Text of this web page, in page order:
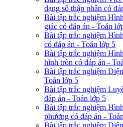
dạng số thập phân có
Bài tập trắc nghiệm
giác có đáp án - Toán
Bài tập trắc nghiệm
có đáp án - Toán lớp 5
Bài tập trắc nghiệm
hình tròn có đáp án -
Bài tập trắc nghiệm
Toán lớp 5
Bài tập trắc nghiệm
đáp án - Toán lớp 5
Bài tập trắc nghiệm
phương có đáp án -
Bài tập trắc nghiệm